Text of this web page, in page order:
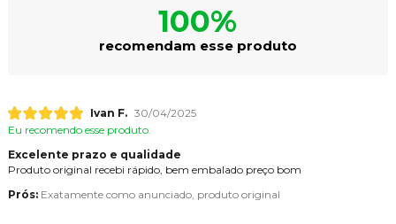
100%
recomendam esse produto
Ivan F. 30/04/2025
Eu recomendo esse produto.
Excelente prazo e qualidade
Produto original recebi rápido, bem embalado preço bom
Prós: Exatamente como anunciado, produto original